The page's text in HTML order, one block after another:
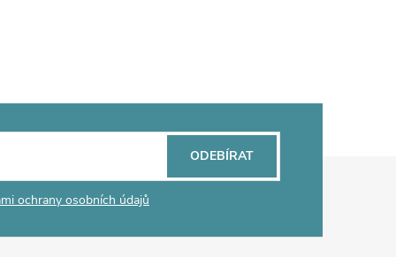
ochrany osobních údajů
ODEBÍRAT